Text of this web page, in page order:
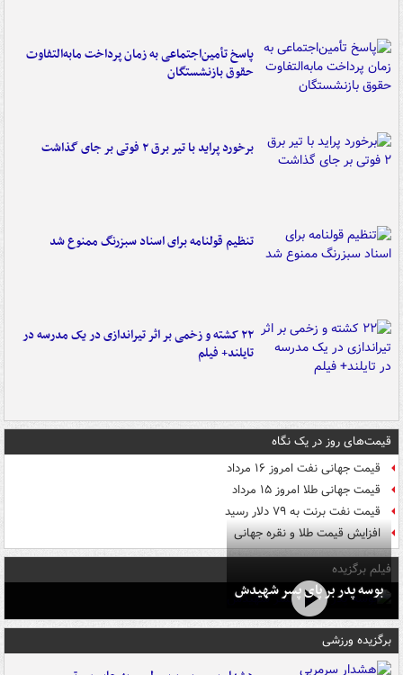
پاسخ تأمین‌اجتماعی به زمان پرداخت مابه‌التفاوت
حقوق بازنشستگان
برخورد پراید با تیر برق ۲ فوتی بر جای گذاشت
تنظیم قولنامه برای اسناد سبزرنگ ممنوع شد
۲۲ کشته و زخمی بر اثر تیراندازی در یک مدرسه در
تایلند+ فیلم
قیمت‌های روز در یک نگاه
قیمت جهانی نفت امروز ۱۶ مرداد
قیمت جهانی طلا امروز ۱۵ مرداد
قیمت نفت برنت به ۷۹ دلار رسید
افزایش قیمت طلا و نقره جهانی
فیلم برگزیده
بوسه‌ پدر بر پای پسر شهیدش
برگزیده ورزشی